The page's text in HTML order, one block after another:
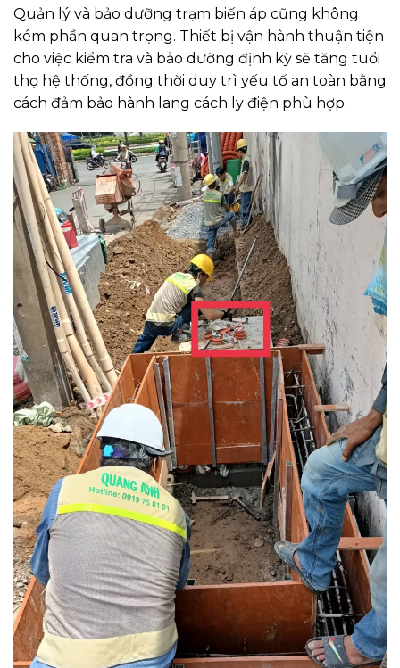
Quản lý và bảo dưỡng trạm biến áp cũng không
kém phần quan trọng. Thiết bị vận hành thuận tiện
cho việc kiểm tra và bảo dưỡng định kỳ sẽ tăng tuổi
thọ hệ thống, đồng thời duy trì yếu tố an toàn bằng
cách đảm bảo hành lang cách ly điện phù hợp.